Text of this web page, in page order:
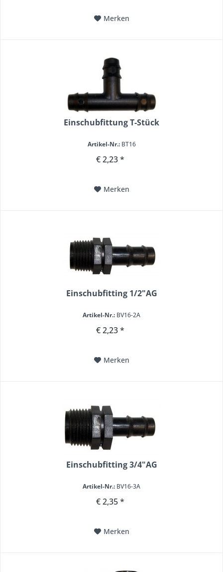
Merken
Einschubfittung T-Stück
Artikel-Nr.:BT16
€ 2,23 *
Merken
Einschubfitting 1/2"AG
Artikel-Nr.: BV16-2A
€ 2,23 *
Merken
Einschubfitting 3/4"AG
Artikel-Nr.: BV16-3A
€ 2,35 *
Merken